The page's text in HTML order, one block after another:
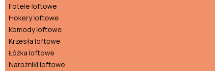
Fotele loftowe
Hokery loftowe
Komody loftowe
Krzesła loftowe
Łóżka loftowe
Narożniki loftowe